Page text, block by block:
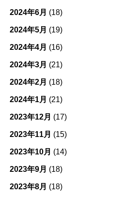
2024年6月 (18)
2024年5月 (19)
2024年4月 (16)
2024年3月 (21)
2024年2月 (18)
2024年1月 (21)
2023年12月 (17)
2023年11月 (15)
2023年10月 (14)
2023年9月 (18)
2023年8月 (18)